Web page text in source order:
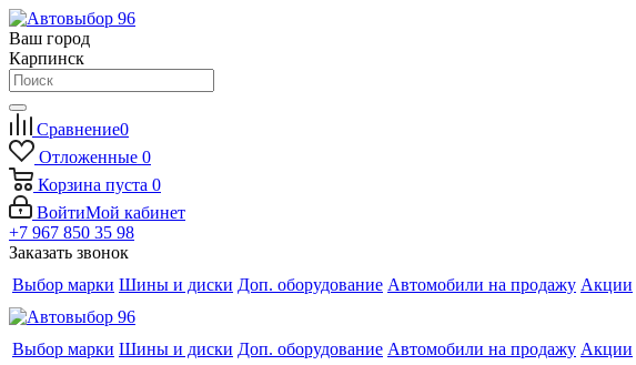
Ваш город
Карпинск
Сравнение0
Отложенные 0
Корзина пуста 0
ВойтиМой кабинет
+7 967 850 35 98
Заказать звонок
Выбор марки Шины и диски Доп. оборудование Автомобили на продажу Акции
Выбор марки Шины и диски Доп. оборудование Автомобили на продажу Акции